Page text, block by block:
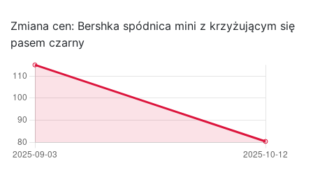
Zmiana cen: Bershka spódnica mini z krzyżującym się
pasem czarny